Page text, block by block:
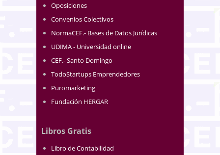
Oposiciones
Convenios Colectivos
NormaCEF.- Bases de Datos Jurídicas
UDIMA - Universidad online
CEF.- Santo Domingo
TodoStartups Emprendedores
Puromarketing
Fundación HERGAR
Libros Gratis
Libro de Contabilidad